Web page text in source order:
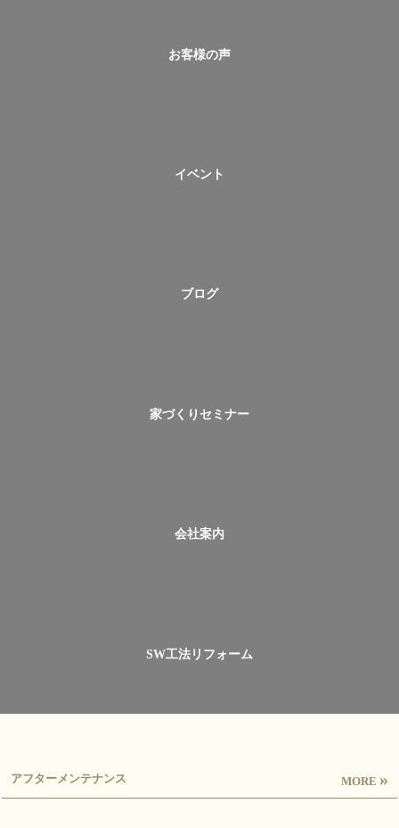
お客様の声
イベント
ブログ
家づくりセミナー
会社案内
SW工法リフォーム
アフターメンテナンス MORE »